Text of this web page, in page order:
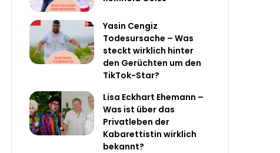
Yasin Cengiz
Todesursache – Was
steckt wirklich hinter
den Gerüchten um den
TikTok-Star?
Lisa Eckhart Ehemann –
Was ist über das
Privatleben der
Kabarettistin wirklich
bekannt?